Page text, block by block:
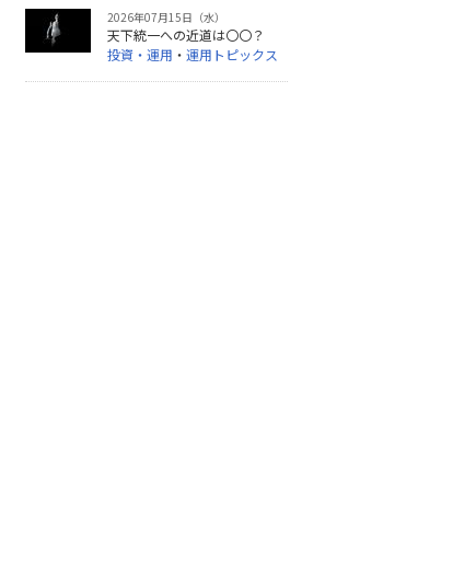
2026年07月15日（水）
天下統一への近道は〇〇？
投資・運用 ・ 運用トピックス